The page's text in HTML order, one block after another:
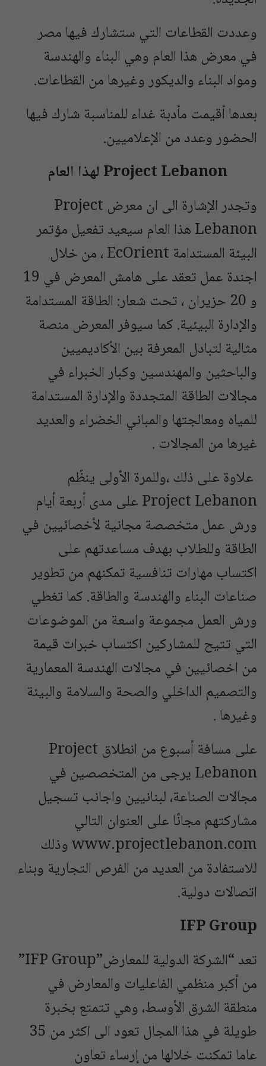
وعددت القطاعات التي ستشارك فيها مصر
في معرض هذا العام وهي البناء والهندسة
ومواد البناء والديكور وغيرها من القطاعات.
بعدها أقيمت مأدبة غداء للمناسبة شارك فيها
الحضور وعدد من الإعلاميين.
Project Lebanon لهذا العام
وتجدر الإشارة الى ان معرض Project
Lebanon هذا العام سيعيد تفعيل مؤتمر
البيئة المستدامة EcOrient ، من خلال
اجندة عمل تعقد على هامش المعرض في 19
و 20 حزيران ، تحت شعار: الطاقة المستدامة
والإدارة البيئية. كما سيوفر المعرض منصة
مثالية لتبادل المعرفة بين الأكاديميين
والباحثين والمهندسين وكبار الخبراء في
مجالات الطاقة المتجددة والإدارة المستدامة
للمياه ومعالجتها والمباني الخضراء والعديد
غيرها من المجالات .
علاوة على ذلك ،وللمرة الأولى ينظّم
Project Lebanon على مدى أربعة أيام
ورش عمل متخصصة مجانية لأخصائيين في
الطاقة وللطلاب بهدف مساعدتهم على
اكتساب مهارات تنافسية تمكنهم من تطوير
صناعات البناء والهندسة والطاقة. كما تغطي
ورش العمل مجموعة واسعة من الموضوعات
التي تتيح للمشاركين اكتساب خبرات قيمة
من اخصائيين في مجالات الهندسة المعمارية
والتصميم الداخلي والصحة والسلامة والبيئة
وغيرها .
على مسافة أسبوع من انطلاق Project
Lebanon يرجى من المتخصصين في
مجالات الصناعة، لبنانيين واجانب تسجيل
مشاركتهم مجانًا على العنوان التالي
www.projectlebanon.com وذلك
للاستفادة من العديد من الفرص التجارية وبناء
اتصالات دولية.
IFP Group
تعد “الشركة الدولية للمعارض”IFP Group”
من أكبر منظمي الفاعليات والمعارض في
منطقة الشرق الأوسط، وهي تتمتع بخبرة
طويلة في هذا المجال تعود الى اكثر من 35
عاما تمكنت خلالها من إرساء تعاون